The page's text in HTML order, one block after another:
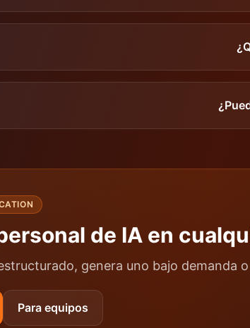
de IA en
genera uno bajo demanda
Para equipos